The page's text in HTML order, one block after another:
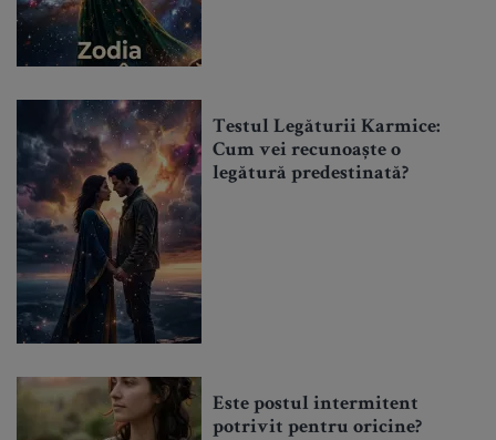
Testul Legăturii Karmice:
Cum vei recunoaște o
legătură predestinată?
Este postul intermitent
potrivit pentru oricine?